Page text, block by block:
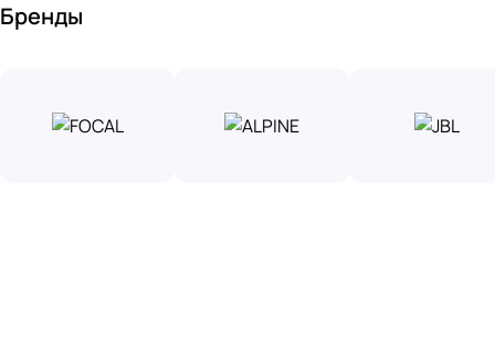
Бренды